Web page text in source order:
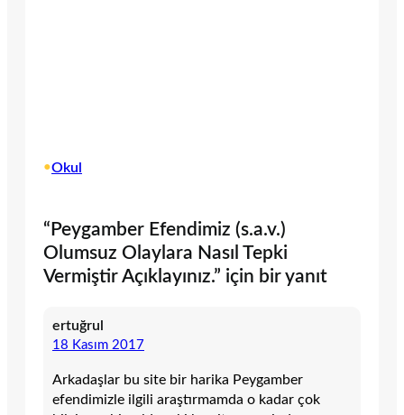
•Okul
“Peygamber Efendimiz (s.a.v.)
Olumsuz Olaylara Nasıl Tepki
Vermiştir Açıklayınız.” için bir yanıt
ertuğrul
18 Kasım 2017
Arkadaşlar bu site bir harika Peygamber
efendimizle ilgili araştırmamda o kadar çok